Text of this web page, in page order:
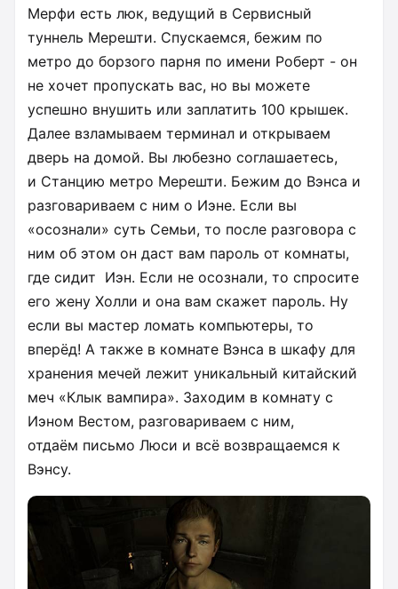
Мерфи есть люк, ведущий в Сервисный
туннель Мерешти. Спускаемся, бежим по
метро до борзого парня по имени Роберт - он
не хочет пропускать вас, но вы можете
успешно внушить или заплатить 100 крышек.
Далее взламываем терминал и открываем
дверь на домой. Вы любезно соглашаетесь,
и Станцию метро Мерешти. Бежим до Вэнса и
разговариваем с ним о Иэне. Если вы
«осознали» суть Семьи, то после разговора с
ним об этом он даст вам пароль от комнаты,
где сидит Иэн. Если не осознали, то спросите
его жену Холли и она вам скажет пароль. Ну
если вы мастер ломать компьютеры, то
вперёд! А также в комнате Вэнса в шкафу для
хранения мечей лежит уникальный китайский
меч «Клык вампира». Заходим в комнату с
Иэном Вестом, разговариваем с ним,
отдаём письмо Люси и всё возвращаемся к
Вэнсу.